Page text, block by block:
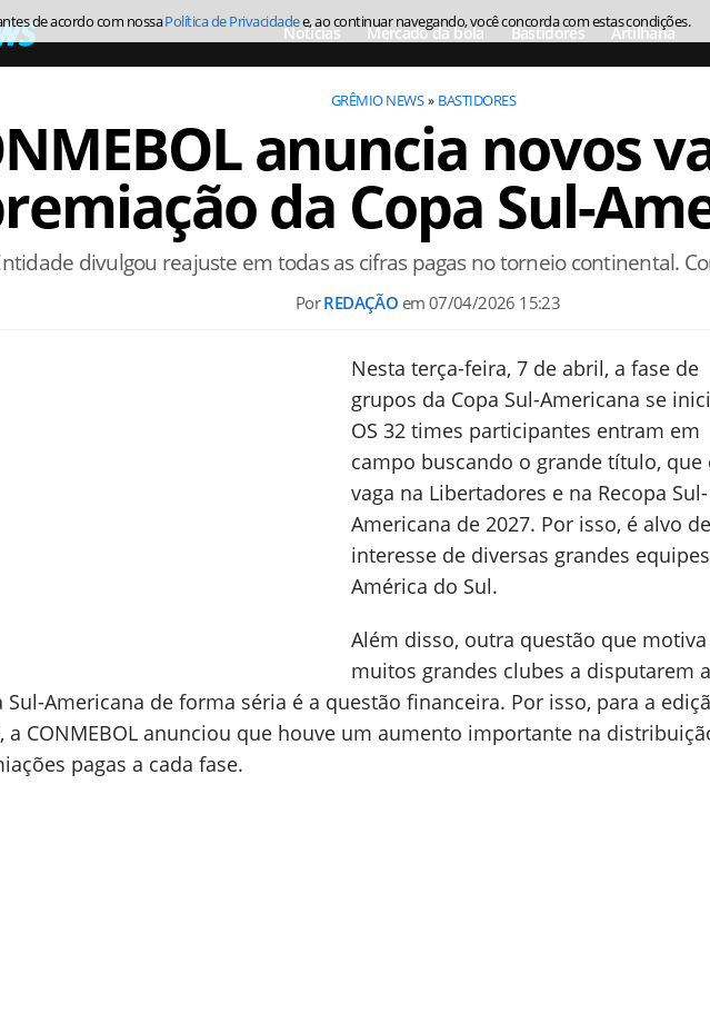
Notícias Mercado da bola Bastidores Artilharia
GRÊMIO NEWS BASTIDORES
anuncia novos
da Copa Sul-
divulgou reajuste em todas as cifras pagas no torneio continental.
PorREDAÇÃO em 07/04/2026 15:23
Nesta terça-feira, 7 de abril, a fase de
grupos da Copa Sul-Americana se
OS 32 times participantes entram em
campo buscando o grande título, que
vaga na Libertadores e na Recopa Sul-
Americana de 2027. Por isso, é alvo de
interesse de diversas grandes
América do Sul.
Além disso, outra questão que motiva
muitos grandes clubes a disputarem a
Sul-Americana de forma séria é a questão financeira. Por isso, para a
a CONMEBOL anunciou que houve um aumento importante na
pagas a cada fase.
de acordo com nossaPolítica de Privacidadee, ao continuar navegando, você concorda com estas condições.